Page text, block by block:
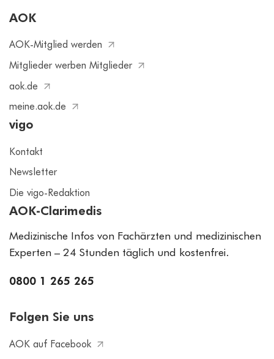
AOK
AOK-Mitglied werden
Mitglieder werben Mitglieder
aok.de
meine.aok.de
vigo
Kontakt
Newsletter
Die vigo-Redaktion
AOK-Clarimedis
Medizinische Infos von Fachärzten und medizinischen
Experten – 24 Stunden täglich und kostenfrei.
0800 1 265 265
Folgen Sie uns
AOK auf Facebook